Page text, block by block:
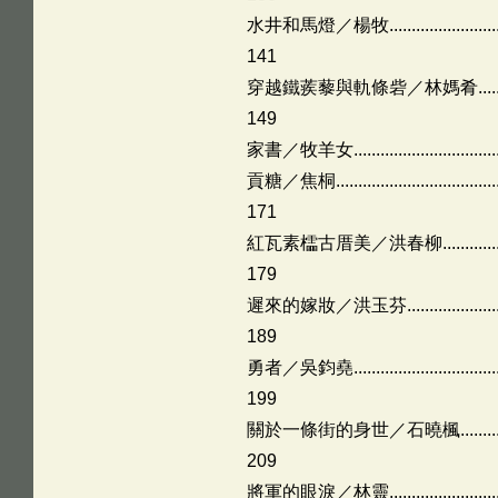
水井和馬燈／楊牧
141
穿越鐵蒺藜與軌條砦／林媽肴
149
家書／牧羊女
貢糖／焦桐
171
紅瓦素櫺古厝美／洪春柳
179
遲來的嫁妝／洪玉芬
189
勇者／吳鈞堯
199
關於一條街的身世／石曉楓
209
將軍的眼淚／林靈